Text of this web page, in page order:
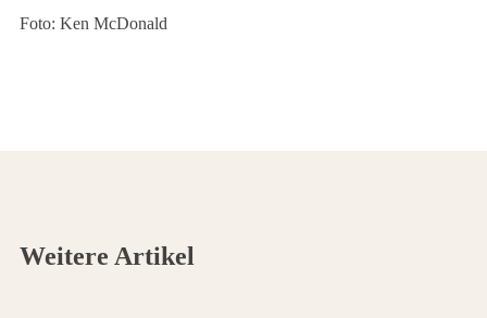
Foto: Ken McDonald
Weitere Artikel